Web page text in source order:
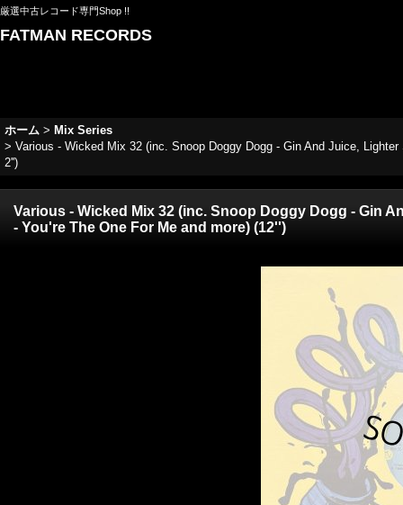
厳選中古レコード専門Shop !!
FATMAN RECORDS
ホーム > Mix Series
> Various - Wicked Mix 32 (inc. Snoop Doggy Dogg - Gin And Juice,
2'')
Various - Wicked Mix 32 (inc. Snoop Doggy Dogg - Gin
- You're The One For Me and more) (12'')